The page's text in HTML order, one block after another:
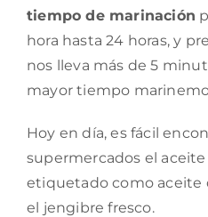
tiempo de marinación
hora hasta 24 horas, y
nos lleva más de 5
mayor tiempo
Hoy en día, es fácil
supermercados el
etiquetado como aceite
el jengibre fresco.